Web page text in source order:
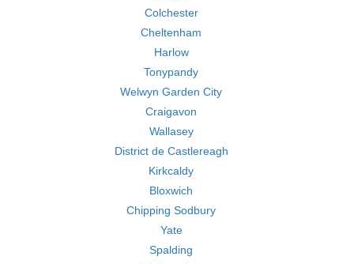
Colchester
Cheltenham
Harlow
Tonypandy
Welwyn Garden City
Craigavon
Wallasey
District de Castlereagh
Kirkcaldy
Bloxwich
Chipping Sodbury
Yate
Spalding